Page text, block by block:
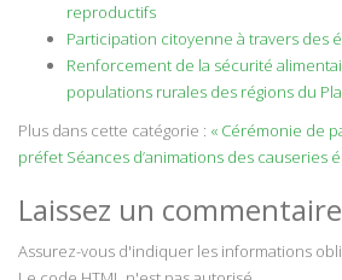
reproductifs
Participation citoyenne à travers des
Renforcement de la sécurité
populations rurales des régions du
Plus dans cette catégorie : « Cérémonie de
préfet Séances d’animations des causeries
Laissez un commentaire
Assurez-vous d'indiquer les informations